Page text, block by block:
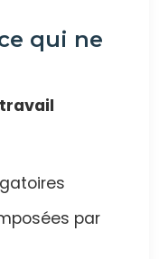
qui ne
par